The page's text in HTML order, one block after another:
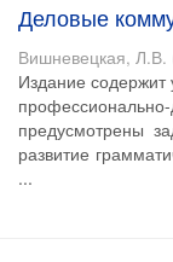
Деловые
Вишневецкая, Л.В.
Издание
предусмотрены
развитие
...